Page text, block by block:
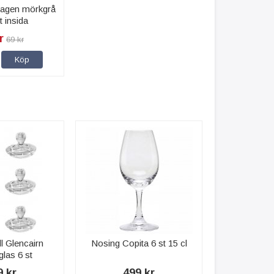
mörkgrå
insida
69 kr
Köp
Glencairn
6 st
Nosing Copita 6 st 15 cl